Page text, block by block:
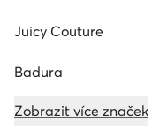
Juicy Couture
Badura
Zobrazit více značek